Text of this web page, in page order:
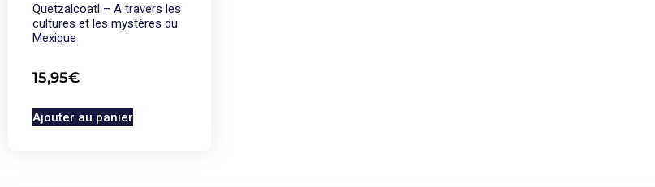
Quetzalcoatl – A travers les
cultures et les mystères du
Mexique
15,95€
Ajouter au panier